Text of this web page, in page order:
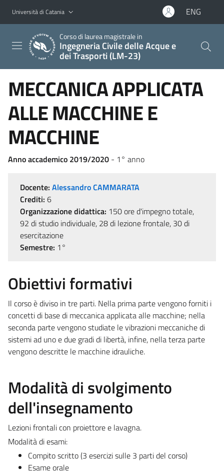
Vai al contenuto principale
Vai al menu di navigazione
Università di Catania ENG
Corso di laurea magistrale in
Ingegneria Civile delle Acque e
dei Trasporti (LM-23)
MECCANICA APPLICATA
ALLE MACCHINE E
MACCHINE
Anno accademico 2019/2020 - 1° anno
Docente: Alessandro CAMMARATA
Crediti: 6
Organizzazione didattica: 150 ore d'impegno totale,
92 di studio individuale, 28 di lezione frontale, 30 di
esercitazione
Semestre: 1°
Obiettivi formativi
Il corso è diviso in tre parti. Nella prima parte vengono forniti i
concetti di base di meccanica applicata alle macchine; nella
seconda parte vengono studiate le vibrazioni meccaniche di
sistemi ad uno e due gradi di libertà, infine, nella terza parte
vengono descritte le macchine idrauliche.
Modalità di svolgimento
dell'insegnamento
Lezioni frontali con proiettore e lavagna.
Modalità di esami:
Compito scritto (3 esercizi sulle 3 parti del corso)
Esame orale